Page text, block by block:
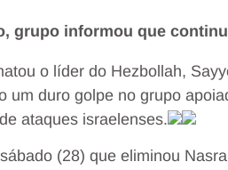
grupo informou que
o líder do Hezbollah,
um duro golpe no grupo
ataques israelenses.
(28) que eliminou